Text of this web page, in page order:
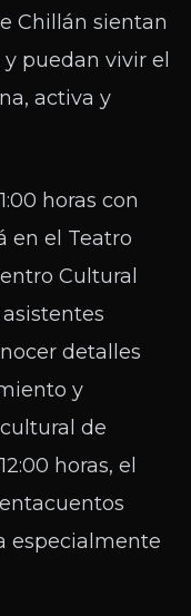
Chillán sientan
puedan vivir el
activa y
horas con
en el Teatro
Cultural
detalles
y
de
horas, el
especialmente